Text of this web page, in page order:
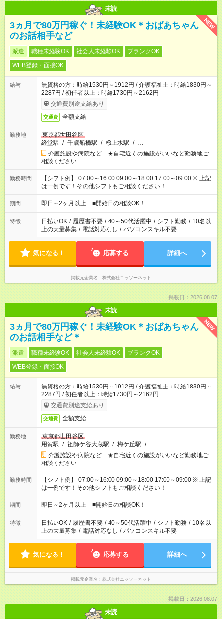
未読
NEW
3ヵ月で80万円稼ぐ！未経験OK＊おばあちゃん
のお話相手など
派遣 職種未経験OK 社会人未経験OK
ブランクOK
WEB登録・面接OK
給与
無資格の方：時給1530円～1912円 / 介護福祉士：時給1830円～
2287円 / 初任者以上：時給1730円～2162円
交通費別途支給あり
交通費 全額支給
勤務地
東京都世田谷区
経堂駅 / 千歳船橋駅 / 桜上水駅 / …
介護施設や病院など ★自宅近くの施設がいいなど勤務地ご
相談ください
勤務時間
【シフト例】 07:00～16:00 09:00～18:00 17:00～09:00 ※ 上記
は一例です！その他シフトもご相談ください！
期間 即日～2ヶ月以上 ■開始日の相談OK！
特徴 日払いOK / 履歴書不要 / 40～50代活躍中 / シフト勤務 / 10名以
上の大量募集 / 電話対応なし / パソコンスキル不要
気になる！ 応募する 詳細へ
掲載元企業名 株式会社ニッソーネット
掲載日：2026.08.07
未読
NEW
3ヵ月で80万円稼ぐ！未経験OK＊おばあちゃん
のお話相手など＊
派遣 職種未経験OK 社会人未経験OK
ブランクOK
WEB登録・面接OK
給与
無資格の方：時給1530円～1912円 / 介護福祉士：時給1830円～
2287円 / 初任者以上：時給1730円～2162円
交通費別途支給あり
交通費 全額支給
勤務地
東京都世田谷区
用賀駅 / 祖師ケ谷大蔵駅 / 梅ケ丘駅 / …
介護施設や病院など ★自宅近くの施設がいいなど勤務地ご
相談ください
勤務時間
【シフト例】 07:00～16:00 09:00～18:00 17:00～09:00 ※ 上記
は一例です！その他シフトもご相談ください！
期間 即日～2ヶ月以上 ■開始日の相談OK！
特徴 日払いOK / 履歴書不要 / 40～50代活躍中 / シフト勤務 / 10名以
上の大量募集 / 電話対応なし / パソコンスキル不要
気になる！ 応募する 詳細へ
掲載元企業名 株式会社ニッソーネット
掲載日：2026.08.07
未読